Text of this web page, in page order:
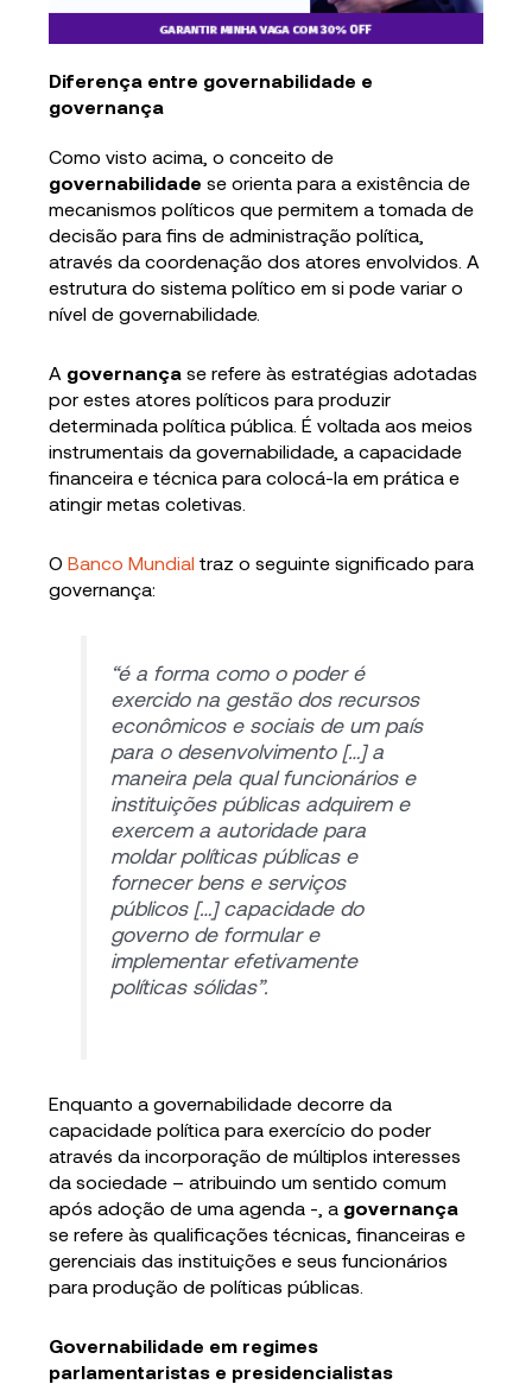
Diferença entre governabilidade e
governança
Como visto acima, o conceito de
governabilidadese orienta para a existência de
mecanismos políticos que permitem a tomada de
decisão para fins de administração política,
através da coordenação dos atores envolvidos. A
estrutura do sistema político em si pode variar o
nível de governabilidade.
A governançase refere às estratégias adotadas
por estes atores políticos para produzir
determinada política pública. É voltada aos meios
instrumentais da governabilidade, a capacidade
financeira e técnica para colocá-la em prática e
atingir metas coletivas.
OBanco Mundial traz o seguinte significado para
governança:
“é a forma como o poder é
exercido na gestão dos recursos
econômicos e sociais de um país
para o desenvolvimento […] a
maneira pela qual funcionários e
instituições públicas adquirem e
exercem a autoridade para
moldar políticas públicas e
fornecer bens e serviços
públicos […] capacidade do
governo de formular e
implementar efetivamente
políticas sólidas”.
Enquanto a governabilidade decorre da
capacidade política para exercício do poder
através da incorporação de múltiplos interesses
da sociedade – atribuindo um sentido comum
após adoção de uma agenda -, a governança
se refere às qualificações técnicas, financeiras e
gerenciais das instituições e seus funcionários
para produção de políticas públicas.
Governabilidade em regimes
parlamentaristas e presidencialistas